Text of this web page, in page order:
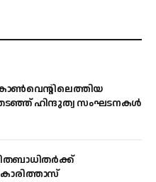
ഹിന്ദുത്വ സംഘടനകൾ